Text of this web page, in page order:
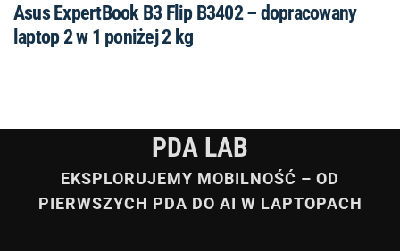
Asus ExpertBook B3 Flip B3402 – dopracowany
laptop 2 w 1 poniżej 2 kg
PDA LAB
EKSPLORUJEMY MOBILNOŚĆ – OD
PIERWSZYCH PDA DO AI W LAPTOPACH